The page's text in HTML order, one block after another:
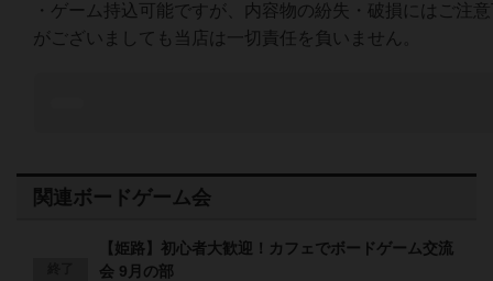
・ゲーム持込可能ですが、内容物の紛失・破損にはご注
がございましても当店は一切責任を負いません。
関連ボードゲーム会
【姫路】初心者大歓迎！カフェでボードゲーム交流
会 9月の部